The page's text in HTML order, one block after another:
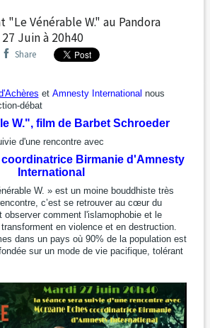
Vénérable W." au Pandora
Juin à 20h40
Share
et Amnesty International nous
débat
W.", film de Barbet Schroeder
d'une rencontre avec
coordinatrice Birmanie d'Amnesty
International
W. » est un moine bouddhiste très
c’est se retrouver au cœur du
observer comment l'islamophobie et le
en violence et en destruction.
dans un pays où 90% de la population est
sur un mode de vie pacifique, tolérant